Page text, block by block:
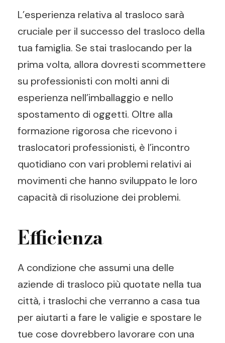
L’esperienza relativa al trasloco sarà
cruciale per il successo del trasloco della
tua famiglia. Se stai traslocando per la
prima volta, allora dovresti scommettere
su professionisti con molti anni di
esperienza nell’imballaggio e nello
spostamento di oggetti. Oltre alla
formazione rigorosa che ricevono i
traslocatori professionisti, è l’incontro
quotidiano con vari problemi relativi ai
movimenti che hanno sviluppato le loro
capacità di risoluzione dei problemi.
Efficienza
A condizione che assumi una delle
aziende di trasloco più quotate nella tua
città, i traslochi che verranno a casa tua
per aiutarti a fare le valigie e spostare le
tue cose dovrebbero lavorare con una